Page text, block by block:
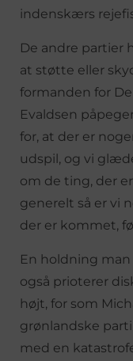
indenskærs
De andre partier
at støtte eller
formanden for
Evaldsen
for, at der er
udspil, og vi
om de ting, der
generelt så er vi
der er kommet,
En holdning
også prioterer
højt, for som
grønlandske
med en